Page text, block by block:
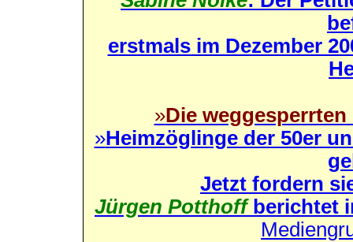
erstmals im Dezember
»Die
»Heimzöglinge der 50er
Jetzt fordern
Jürgen Potthoff berichtet